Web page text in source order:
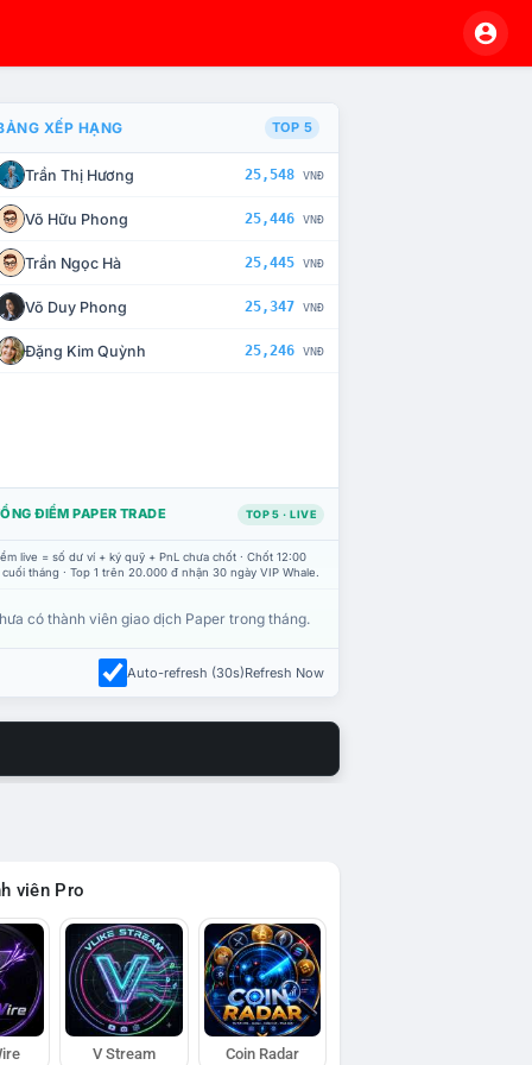
CHẾ TÀI XỬ LÝ VI PHẠM
XẾP HẠNG TOP 5
Trần Thị Hương 25,548 VNĐ
Võ Hữu Phong 25,446 VNĐ
Trần Ngọc Hà 25,445 VNĐ
Võ Duy Phong 25,347 VNĐ
Đặng Kim Quỳnh 25,246 VNĐ
ĐIỂM PAPER TRADE TOP 5 · LIVE
live = số dư ví + ký quỹ + PnL chưa chốt · Chốt 12:00
tháng · Top 1 trên 20.000 đ nhận 30 ngày VIP Whale.
có thành viên giao dịch Paper trong tháng.
Auto-refresh (30s)Refresh Now
viên Pro
V Stream Coin Radar